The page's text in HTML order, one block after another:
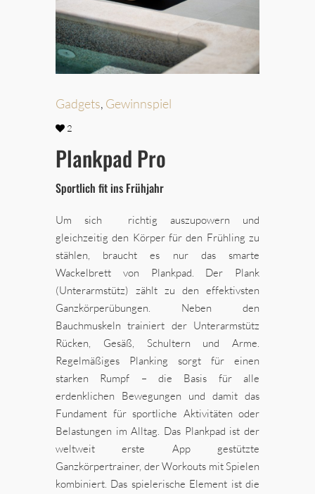
Gadgets, Gewinnspiel
2
Plankpad Pro
Sportlich fit ins Frühjahr
Um sich richtig auszupowern und
gleichzeitig den Körper für den Frühling zu
stählen, braucht es nur das smarte
Wackelbrett von Plankpad. Der Plank
(Unterarmstütz) zählt zu den effektivsten
Ganzkörperübungen. Neben den
Bauchmuskeln trainiert der Unterarmstütz
Rücken, Gesäß, Schultern und Arme.
Regelmäßiges Planking sorgt für einen
starken Rumpf – die Basis für alle
erdenklichen Bewegungen und damit das
Fundament für sportliche Aktivitäten oder
Belastungen im Alltag. Das Plankpad ist der
weltweit erste App gestützte
Ganzkörpertrainer, der Workouts mit Spielen
kombiniert. Das spielerische Element ist die